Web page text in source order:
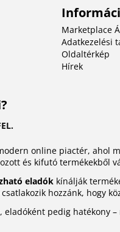
Marketplace
Adatkezelési
Oldaltérkép
Hírek
online piactér, ahol
és kifutó termékekből
eladókkínálják
hozzánk, hogy
eladóként pedig hatékony